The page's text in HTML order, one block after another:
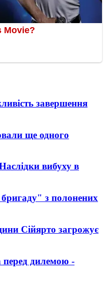
завершення
ще одного
вибуху в
з полонених
Сійярто загрожує
перед дилемою -